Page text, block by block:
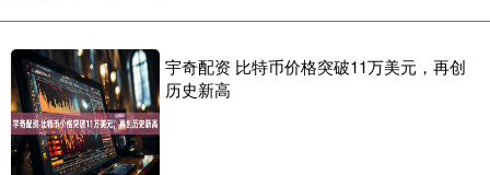
宇奇配资 比特币价格突破11万美元，再创
历史新高